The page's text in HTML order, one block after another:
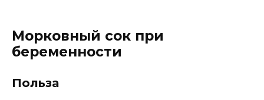
Морковный сок при
беременности
Польза